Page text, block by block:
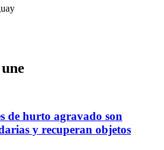
de hurto agravado son
y recuperan objetos